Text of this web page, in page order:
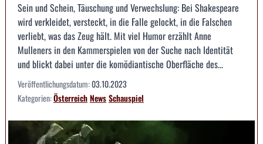
Sein und Schein, Täuschung und Verwechslung: Bei Shakespeare
wird verkleidet, versteckt, in die Falle gelockt, in die Falschen
verliebt, was das Zeug hält. Mit viel Humor erzählt Anne
Mulleners in den Kammerspielen von der Suche nach Identität
und blickt dabei unter die komödiantische Oberfläche des...
Veröffentlichungsdatum:03.10.2023
Kategorien:ÖsterreichNewsSchauspiel